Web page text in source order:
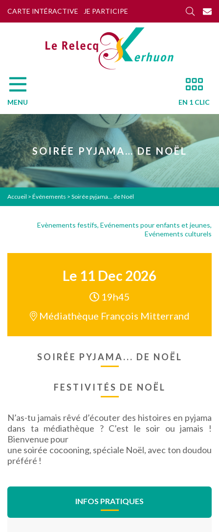
CARTE INTÉRACTIVE JE PARTICIPE
MENU EN 1 CLIC
SOIRÉE PYJAMA… DE NOËL
Accueil > Événements > Soirée pyjama… de Noël
Evènements festifs, Evénements pour enfants et jeunes,
Evénements culturels
Le 11 Dec 2026
19h45
Médiathèque François Mitterrand
SOIRÉE PYJAMA... DE NOËL
FESTIVITÉS DE NOËL
N’as-tu jamais rêvé d’écouter des histoires en pyjama
dans ta médiathèque ? C’est le soir ou jamais !
Bienvenue pour
une soirée cocooning, spéciale Noël, avec ton doudou
préféré !
INFOS PRATIQUES